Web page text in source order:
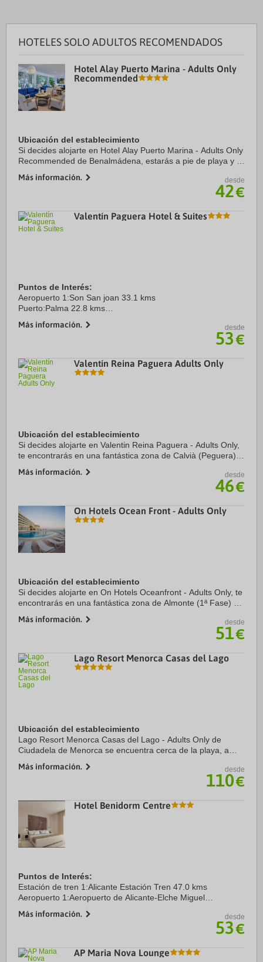
HOTELES SOLO ADULTOS RECOMENDADOS
Hotel Alay Puerto Marina - Adults Only
Recommended
Ubicación del establecimiento
Si decides alojarte en Hotel Alay Puerto Marina - Adults Only
Recommended de Benalmádena, estarás a pie de playa y a
deportivo de Benalmádena. Además, ...
Más información. desde
42€
Valentín Paguera Hotel & Suites
Puntos de Interés:
Aeropuerto 1:Son San joan 33.1 kms
Puerto:Palma 22.8 kms
Más información. desde
53€
Valentín Reina Paguera Adults Only
Ubicación del establecimiento
Si decides alojarte en Valentin Reina Paguera - Adults Only,
te encontrarás en una fantástica zona de Calvià (Peguera) y
Palma de Mallorca y Playa de ...
Más información. desde
46€
On Hotels Ocean Front - Adults Only
Ubicación del establecimiento
Si decides alojarte en On Hotels Oceanfront - Adults Only, te
encontrarás en una fantástica zona de Almonte (1ª Fase) y
nacional de Doñana y Playa de ...
Más información. desde
51€
Lago Resort Menorca Casas del Lago
Ubicación del establecimiento
Lago Resort Menorca Casas del Lago - Adults Only de
Ciudadela de Menorca se encuentra cerca de la playa, a
13 min de Faro de Cap d'Artrutx. Además, ...
Más información. desde
110€
Hotel Benidorm Centre
Puntos de Interés:
Estación de tren 1:Alicante Estación Tren 47.0 kms
Aeropuerto 1:Aeropuerto de Alicante-Elche Miguel
Más información. desde
53€
AP Maria Nova Lounge